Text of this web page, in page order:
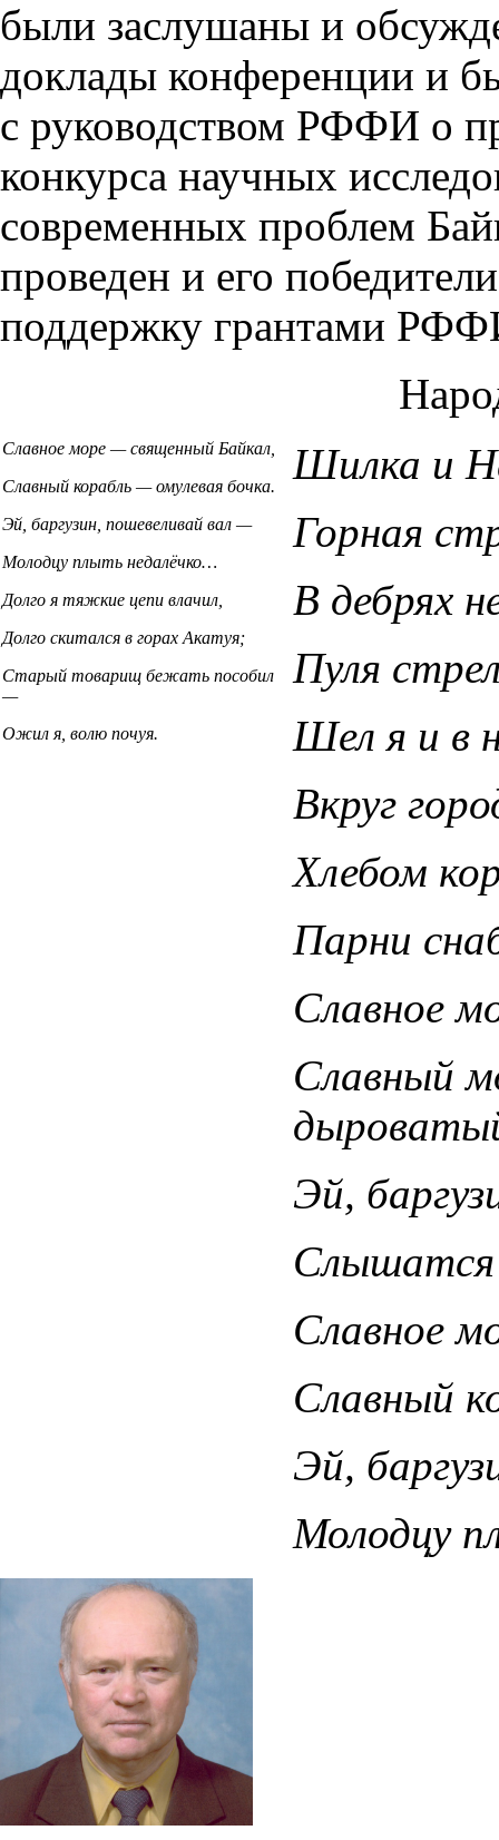
были заслушаны и
доклады конференции и
с руководством РФФИ о
конкурса научных
современных проблем
проведен и его
поддержку грантами
Славное море — священный Байкал,
Славный корабль — омулевая бочка.
Эй, баргузин, пошевеливай вал —
Молодцу плыть недалёчко…
Долго я тяжкие цепи влачил,
Долго скитался в горах Акатуя;
Старый товарищ бежать пособил
—
Ожил я, волю почуя.
Шилка и
Горная
В дебрях
Пуля
Шел я и в
Вкруг
Хлебом
Парни
Славное
Славный
Эй,
Слышатся
Славное
Славный
Эй,
Молодцу